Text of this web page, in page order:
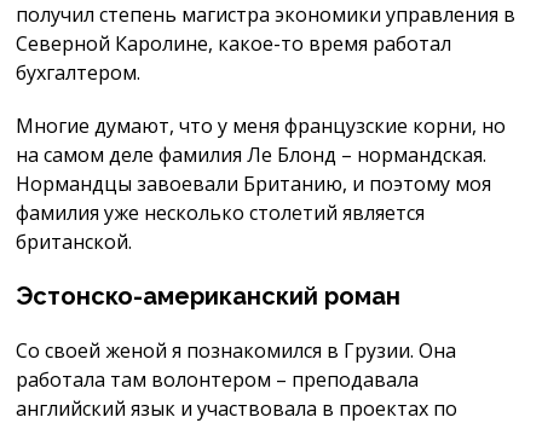
получил степень магистра экономики управления в
Северной Каролине, какое-то время работал
бухгалтером.
Многие думают, что у меня французские корни, но
на самом деле фамилия Ле Блонд – нормандская.
Нормандцы завоевали Британию, и поэтому моя
фамилия уже несколько столетий является
британской.
Эстонско-американский роман
Со своей женой я познакомился в Грузии. Она
работала там волонтером – преподавала
английский язык и участвовала в проектах по